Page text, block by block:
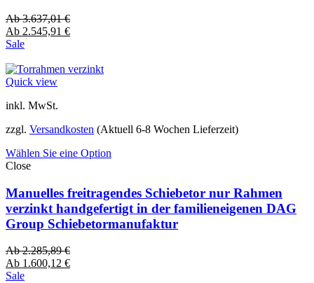
Ab3.637,01€
Ab 2.545,91 €
Sale
Quick view
inkl. MwSt.
zzgl. Versandkosten (Aktuell 6-8 Wochen Lieferzeit)
Wählen Sie eine Option
Close
Manuelles freitragendes Schiebetor nur Rahmen
verzinkt handgefertigt in der familieneigenen DAG
Group Schiebetormanufaktur
Ab2.285,89€
Ab 1.600,12 €
Sale